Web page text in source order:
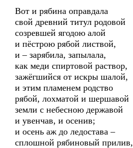
Вот и рябина оправдала
свой древний титул родовой
созревшей ягодою алой
и пёстрою рябой листвой,
и – зарябила, запылала,
как меди спиртовой раствор,
зажёгшийся от искры шалой,
и этим пламенем родство
рябой, лохматой и шершавой
земли с небесною державой
и увенчав, и осенив;
и осень аж до ледостава –
сплошной рябиновый прилив,